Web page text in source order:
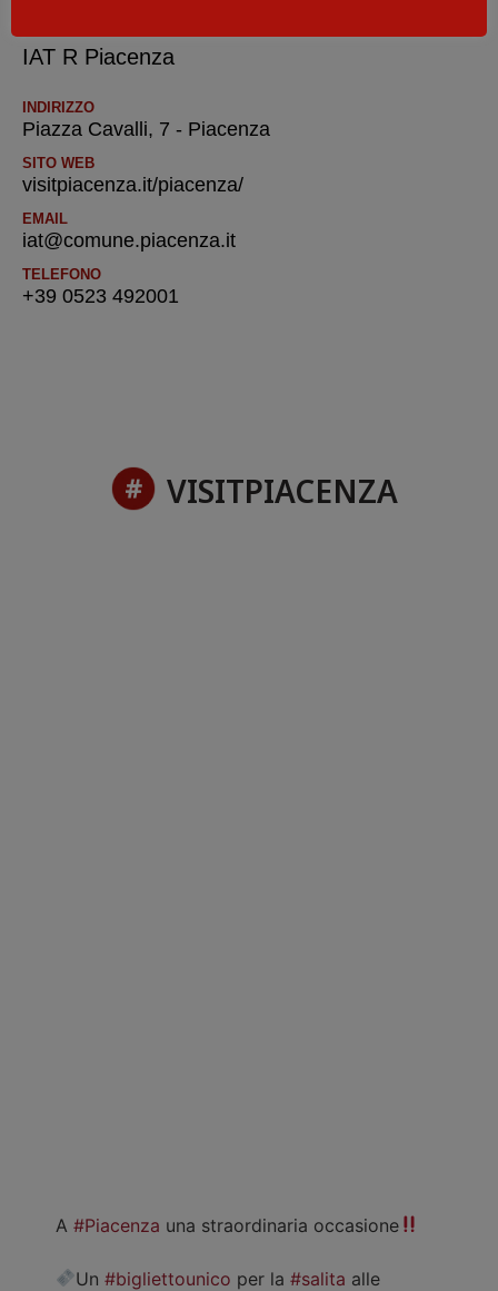
IAT R Piacenza
INDIRIZZO
Piazza Cavalli, 7 - Piacenza
SITO WEB
visitpiacenza.it/piacenza/
EMAIL
iat@comune.piacenza.it
TELEFONO
+39 0523 492001
VISITPIACENZA
A #Piacenza una straordinaria occasione
Un#bigliettounico per la#salita alle